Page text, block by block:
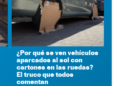
¿Por qué se ven vehículos
aparcados al sol con
cartones en las ruedas?
El truco que todos
comentan